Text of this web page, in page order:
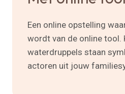
Een online opstelling
wordt van de online tool.
waterdruppels staan
actoren uit jouw